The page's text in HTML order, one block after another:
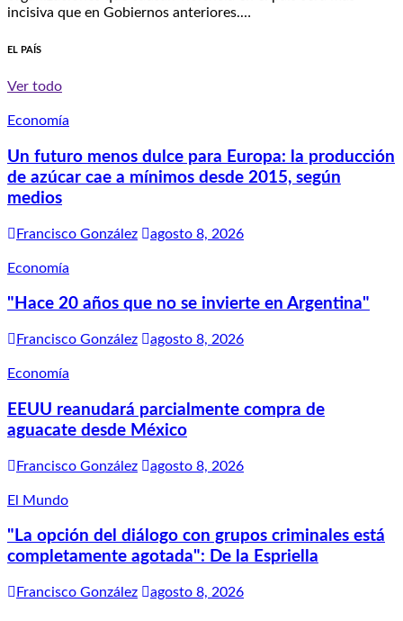
incisiva que en Gobiernos anteriores.…
EL PAÍS
Ver todo
Economía
Un futuro menos dulce para Europa: la producción
de azúcar cae a mínimos desde 2015, según
medios
Francisco González agosto 8, 2026
Economía
"Hace 20 años que no se invierte en Argentina"
Francisco González agosto 8, 2026
Economía
EEUU reanudará parcialmente compra de
aguacate desde México
Francisco González agosto 8, 2026
El Mundo
"La opción del diálogo con grupos criminales está
completamente agotada": De la Espriella
Francisco González agosto 8, 2026